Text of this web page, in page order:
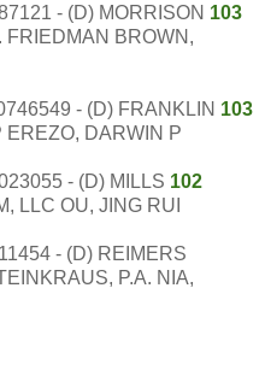
- (D) MORRISON 103
FRIEDMAN BROWN,
- (D) FRANKLIN 103
EREZO, DARWIN P
- (D) MILLS 102
LLC OU, JING RUI
- (D) REIMERS
P.A. NIA,